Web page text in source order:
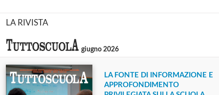
LA RIVISTA
giugno 2026
LA FONTE DI INFORMAZIONE E
APPROFONDIMENTO